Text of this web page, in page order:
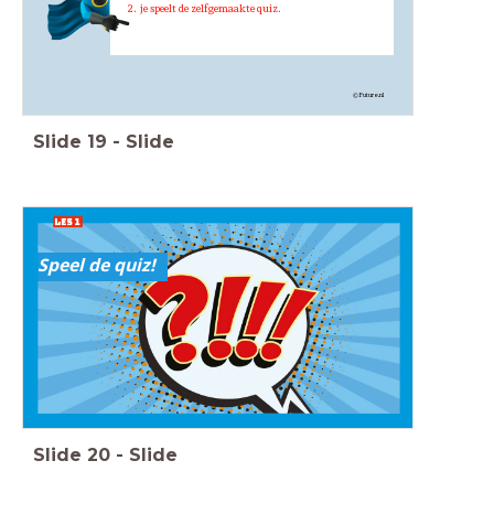
2. je speelt de zelfgemaakte quiz.
© Future.nl
Slide 19 - Slide
Speel de quiz!
Slide 20 - Slide